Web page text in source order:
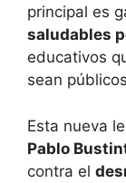
principal es
saludables
educativos
sean
Esta nueva
Pablo
contra el